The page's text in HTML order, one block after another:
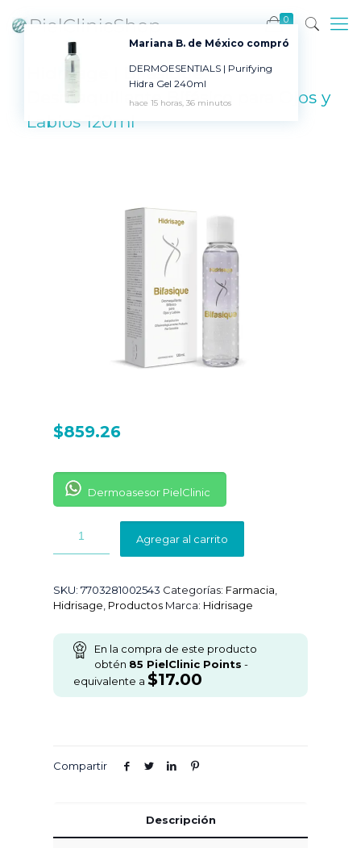
0
Hidrisage | Bifasique
Desmaquillante Bifásico para Ojos y
Labios 120ml
$859.26
Dermoasesor PielClinic
Agregar al carrito
SKU: 7703281002543 Categorías: Farmacia
Hidrisage Productos Marca: Hidrisage
En la compra de este producto
obtén 85 PielClinic Points -
equivalente a $17.00
Compartir
Descripción
Mariana B. de México compró
DERMOESENTIALS | Purifying
Hidra Gel 240ml
hace 15 horas, 36 minutos